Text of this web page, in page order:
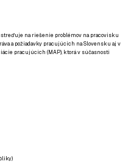
na riešenie problémov na pracovisku
a požiadavky pracujúcich na Slovensku aj v
pracujúcich (MAP), ktorá v súčasnosti